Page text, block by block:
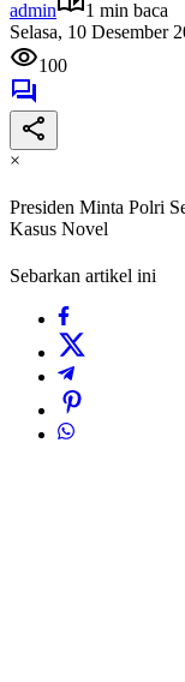
admin
1 min baca
Selasa, 10 Desember
100
×
Presiden Minta Polri
Kasus Novel
Sebarkan artikel ini